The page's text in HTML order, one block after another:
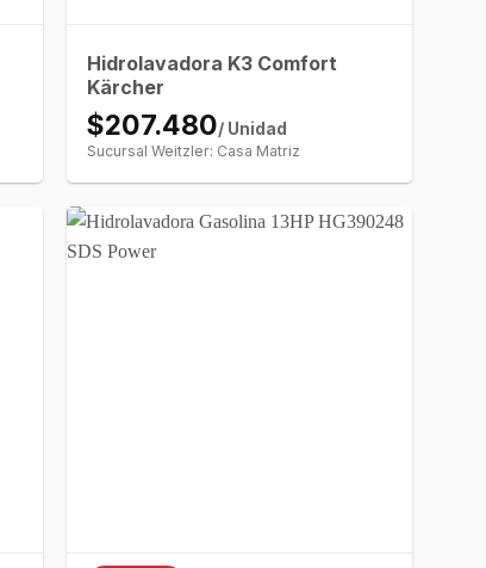
Hidrolavadora K3 Comfort
Kärcher
$207.480/ Unidad
Sucursal Weitzler: Casa Matriz